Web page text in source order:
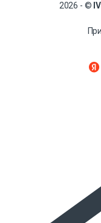
2026 - ©